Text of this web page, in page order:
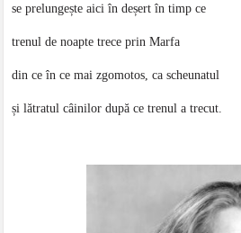
se prelungește aici în deșert în timp ce
trenul de noapte trece prin Marfa
din ce în ce mai zgomotos, ca scheunatul
și lătratul câinilor după ce trenul a trecut.